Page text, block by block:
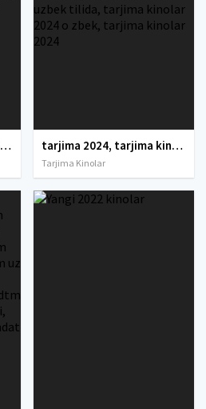
tarjima kinolar 2025, uzbek tarjima kinolar 2025, tarjima kinolar uzbek tilida 2025, tarjima kinolar o zbek 2025, tarjima kinolar o zbek tilida 2025, yangi tarjima kinolar 2025, uzmovi tarjima kinolar 2025, uzmovi com tarjima kinolar 2025, uzbekcha t tarjima 2024, tarjima kinolar 2024, uzbek tarjima 2024, tarjima kinolar tilida tilida 2024, uzbek tilida tarjima 2024, kino tarjima 2024, uzbek tarjima kinolar 2024, tarjima kinolar 2024 uzbek tilida, tarjima kinolar 2024 o zbek, tarjima kinolar 2024
Tarjima Kinolar